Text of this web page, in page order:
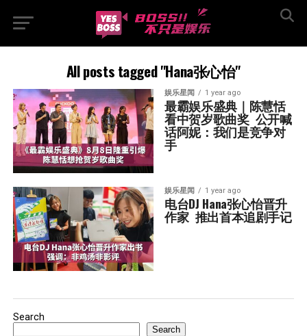
All posts tagged "Hana张心怡"
娱乐星闻 1 year ago
最霸娱乐盛典｜陈慧恬
看中贺岁歌曲奖  公开喊
话阿妮：我们是竞争对
手
娱乐星闻 1 year ago
电台DJ Hana张心怡晋升
作家  推出首本追剧手记
Search
Search